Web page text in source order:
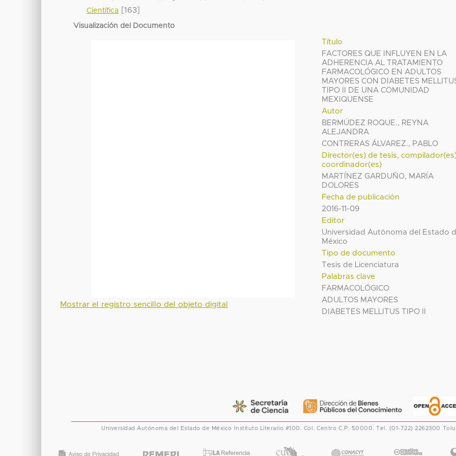
Científica [163]
Visualización del Documento
Título
FACTORES QUE INFLUYEN EN LA
ADHERENCIA AL TRATAMIENTO
FARMACOLÓGICO EN ADULTOS
MAYORES CON DIABETES
TIPO II DE UNA COMUNIDAD
MEXIQUENSE
Autor
BERMÚDEZ ROQUE., REYNA
ALEJANDRA
CONTRERAS ÁLVAREZ., PABLO
Director(es) de tesis,
coordinador(es)
MARTÍNEZ GARDUÑO, MARÍA
DOLORES
Fecha de publicación
2016-11-09
Editor
Universidad Autónoma del Estado
México
Tipo de documento
Tesis de Licenciatura
Palabras clave
FARMACOLÓGICO
ADULTOS MAYORES
DIABETES MELLITUS TIPO II
Mostrar el registro sencillo del objeto digital
Universidad Autónoma del Estado de México Instituto Literario #100. Col. Centro C.P. 50000. Tel. (01-722) 2262300